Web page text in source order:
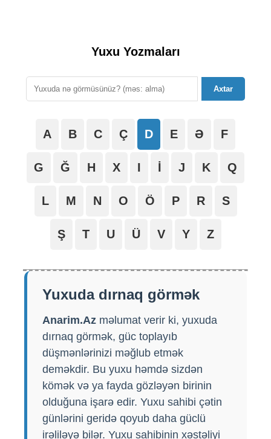
Yuxu Yozmaları
Axtar
A B C Ç D E Ə F
G Ğ H X I İ J K Q
L M N O Ö P R S
Ş T U Ü V Y Z
Yuxuda dırnaq görmək
Anarim.Az məlumat verir ki, yuxuda
dırnaq görmək, güc toplayıb
düşmənlərinizi məğlub etmək
deməkdir. Bu yuxu həmdə sizdən
kömək və ya fayda gözləyən birinin
olduğuna işarə edir. Yuxu sahibi çətin
günlərini geridə qoyub daha güclü
irəliləyə bilər. Yuxu sahibinin xəstəliyi